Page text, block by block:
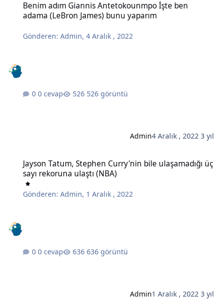
Benim adım Giannis Antetokounmpo İşte ben
adama (LeBron James) bunu yaparım
Gönderen:Admin,4 Aralık , 2022
0 cevap 526 görüntü
Admin4 Aralık , 2022 3 yıl
Jayson Tatum, Stephen Curry'nin bile ulaşamadığı üç
sayı rekoruna ulaştı (NBA)
Gönderen:Admin, 1 Aralık , 2022
0 cevap 636 görüntü
Admin1 Aralık , 2022 3 yıl